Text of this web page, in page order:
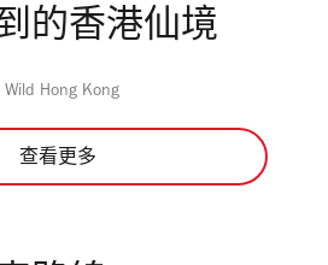
的香港仙境
Wild Hong Kong
查看更多